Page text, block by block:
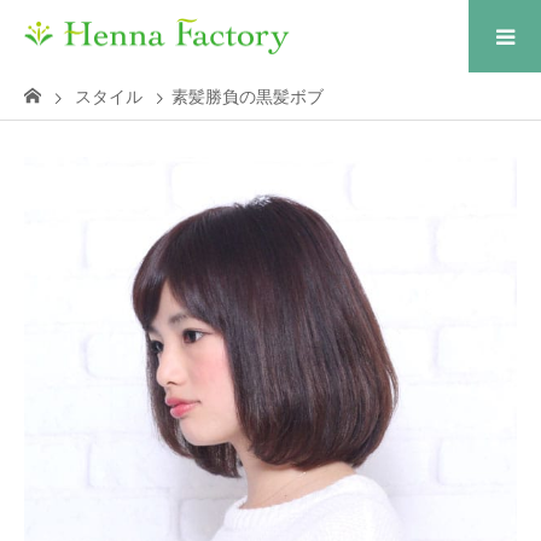
スタイル 素髪勝負の黒髪ボブ